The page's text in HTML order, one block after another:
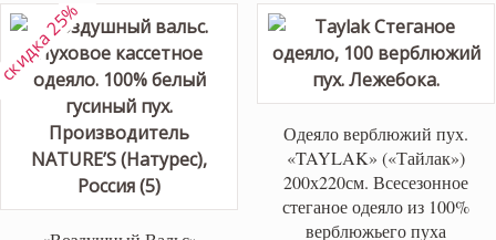
25%
Одеяло верблюжий пух.
«TAYLAK» («Тайлак»)
200х220см. Всесезонное
стеганое одеяло из 100%
верблюжьего пуха